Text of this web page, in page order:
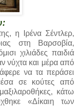
η Ιρένα Σέντλερ,
στη Βαρσοβία,
χιλιάδες παιδιά
νύχτα και μέρα από
να τα περάσει
σε κούτες από
κάτω
«Δίκαιη των